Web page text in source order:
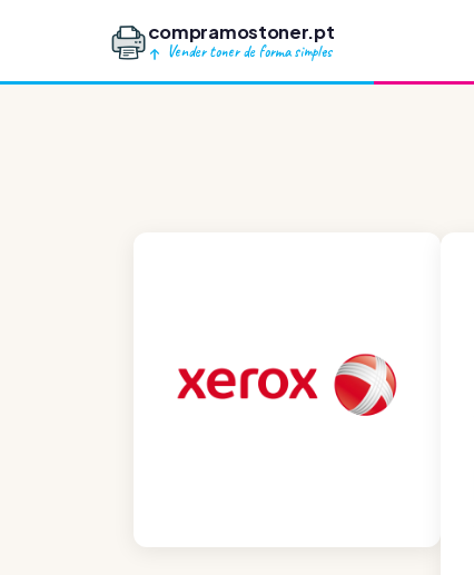
compramostoner.pt
Vender toner de forma simples